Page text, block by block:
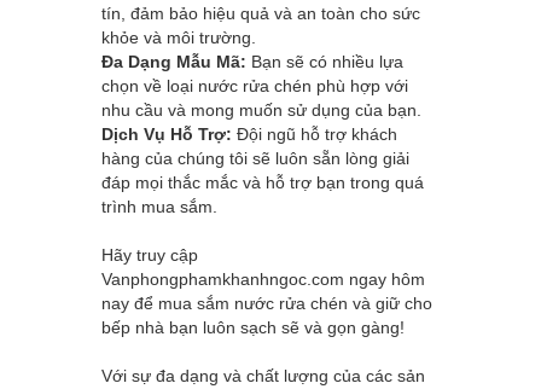
tín, đảm bảo hiệu quả và an toàn cho sức
khỏe và môi trường.
Đa Dạng Mẫu Mã: Bạn sẽ có nhiều lựa
chọn về loại nước rửa chén phù hợp với
nhu cầu và mong muốn sử dụng của bạn.
Dịch Vụ Hỗ Trợ: Đội ngũ hỗ trợ khách
hàng của chúng tôi sẽ luôn sẵn lòng giải
đáp mọi thắc mắc và hỗ trợ bạn trong quá
trình mua sắm.
Hãy truy cập
Vanphongphamkhanhngoc.com ngay hôm
nay để mua sắm nước rửa chén và giữ cho
bếp nhà bạn luôn sạch sẽ và gọn gàng!
Với sự đa dạng và chất lượng của các sản